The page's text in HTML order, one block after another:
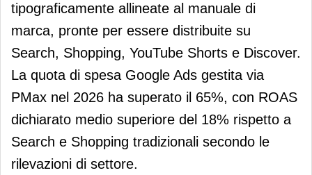
tipograficamente allineate al manuale di
marca, pronte per essere distribuite su
Search, Shopping, YouTube Shorts e Discover.
La quota di spesa Google Ads gestita via
PMax nel 2026 ha superato il 65%, con ROAS
dichiarato medio superiore del 18% rispetto a
Search e Shopping tradizionali secondo le
rilevazioni di settore.